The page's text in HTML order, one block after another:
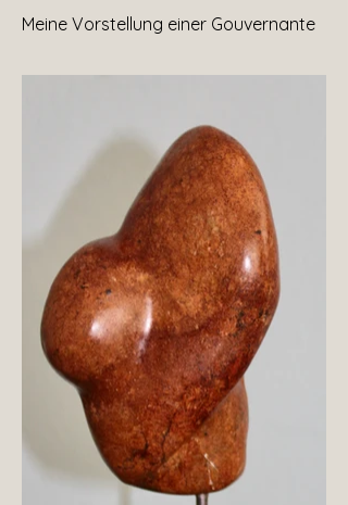
Meine Vorstellung einer Gouvernante